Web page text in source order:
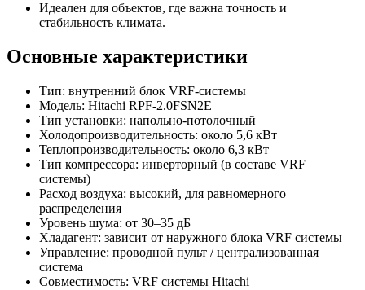
Идеален для объектов, где важна точность и
стабильность климата.
Основные характеристики
Тип: внутренний блок VRF-системы
Модель: Hitachi RPF-2.0FSN2E
Тип установки: напольно-потолочный
Холодопроизводительность: около 5,6 кВт
Теплопроизводительность: около 6,3 кВт
Тип компрессора: инверторный (в составе VRF
системы)
Расход воздуха: высокий, для равномерного
распределения
Уровень шума: от 30–35 дБ
Хладагент: зависит от наружного блока VRF системы
Управление: проводной пульт / централизованная
система
Совместимость: VRF системы Hitachi